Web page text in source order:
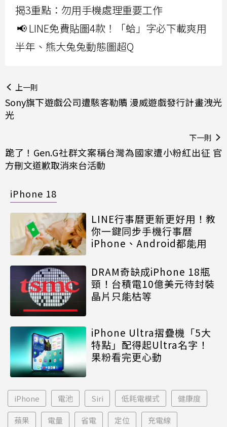
揭3重點：勿用手機處理重要工作
📢 LINE免費貼圖4款！「蛤」字必下載爽用
半年、熊大兔兔動態圖超Q
上一則
Sony旗下遊戲公司遭駭客勒贖 漫威遊戲發行計畫洩光
光
下一則
跪了！Gen.G社群文案稱台灣為國家遭小粉紅出征 官
方刪文道歉取消來台活動
iPhone 18
LINE行事曆更新更好用！教
你一鍵同步手機行事曆
iPhone、Android都能用
DRAM奇缺成iPhone 18瓶
頸！台積電10億美元待封裝
晶片只能枯等
iPhone Ultra摺疊機「5大
特點」配得起Ultra名字！
果粉看完更心動
iPhone 電池 Siri 低耗電模式 健康度
蘋果 電量 省電 定位 充電線